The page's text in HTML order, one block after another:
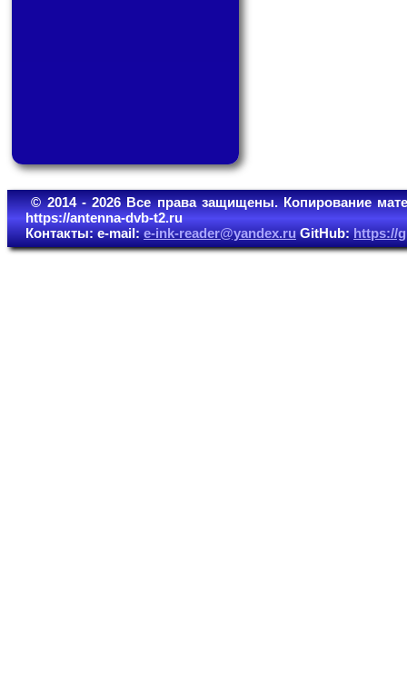
© 2014 - 2026 Все права защищены. Копирование
https://antenna-dvb-t2.ru
Контакты: e-mail:e-ink-reader@yandex.ruGitHub:https://